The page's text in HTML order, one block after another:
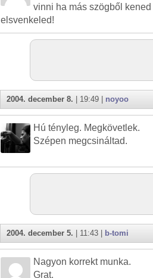
vinni ha más szögből
elsvenkeled!
2004. december 8. | 19:49 | noyoo
Hú tényleg. Megkövetlek.
Szépen megcsináltad.
2004. december 5. | 11:43 | b-tomi
Nagyon korrekt munka.
Grat.